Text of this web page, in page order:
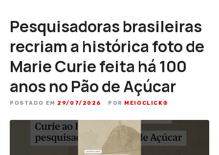
Pesquisadoras brasileiras
recriam a histórica foto de
Marie Curie feita há 100
anos no Pão de Açúcar
POSTADO EM 29/07/2026 POR MEIOCLICK®